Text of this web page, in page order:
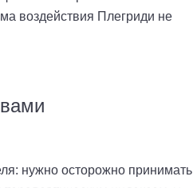
воздействия Плегриди не
нужно осторожно принимать